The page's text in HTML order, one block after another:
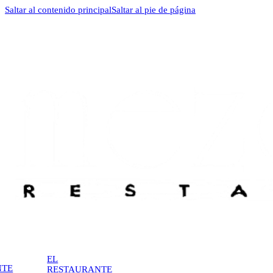
Saltar al contenido principalSaltar al pie de página
EL
RESTAURANTE